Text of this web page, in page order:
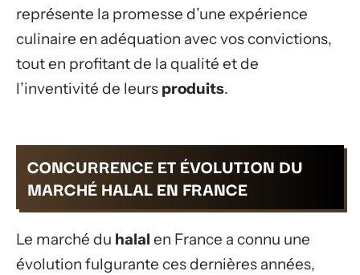
représente la promesse d’une expérience
culinaire en adéquation avec vos convictions,
tout en profitant de la qualité et de
l’inventivité de leurs produits.
CONCURRENCE ET ÉVOLUTION DU
MARCHÉ HALAL EN FRANCE
Le marché du halal en France a connu une
évolution fulgurante ces dernières années,